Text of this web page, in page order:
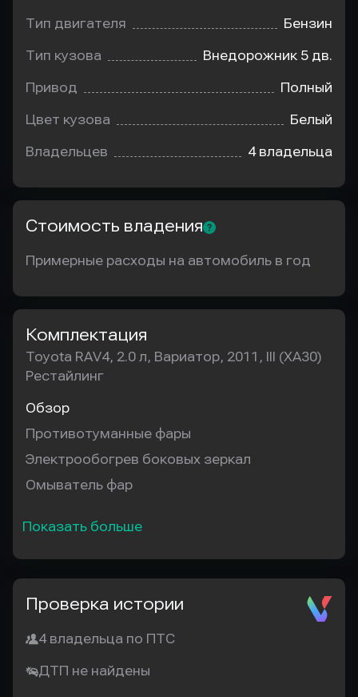
Тип двигателя Бензин
Тип кузова Внедорожник 5 дв.
Привод Полный
Цвет кузова Белый
Владельцев 4 владельца
Стоимость владения
Примерные расходы на автомобиль в год
Комплектация
Toyota RAV4, 2.0 л, Вариатор, 2011, III (XA30)
Рестайлинг
Обзор
Противотуманные фары
Электрообогрев боковых зеркал
Омыватель фар
Показать больше
Проверка истории
4 владельца по ПТС
ДТП не найдены